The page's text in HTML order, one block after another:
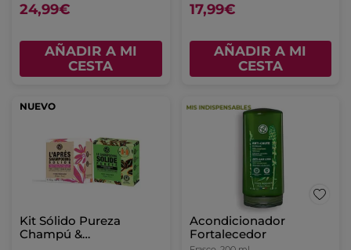
24,99€
AÑADIR A MI
CESTA
17,99€
AÑADIR A MI
CESTA
NUEVO
Kit Sólido Pureza
Champú &
Acondicionador
Fortalecedor